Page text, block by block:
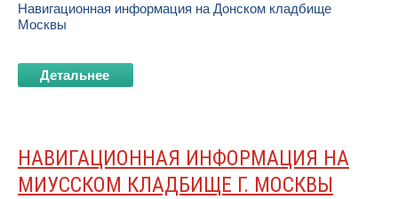
Навигационная информация наДонском кладбище
Москвы
Детальнее
НАВИГАЦИОННАЯ ИНФОРМАЦИЯ НА
МИУССКОМ КЛАДБИЩЕ Г. МОСКВЫ